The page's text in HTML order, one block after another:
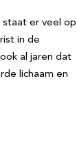
staat er veel op
in de
al jaren dat
lichaam en